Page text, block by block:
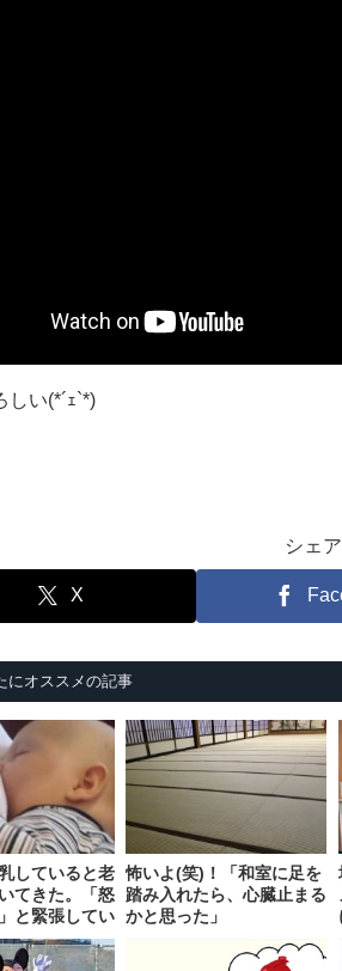
しい(*´ｪ`*)
シェ
X
にオススメの記事
していると老
てきた。「怒
と緊張してい
怖いよ(笑)！「和室に足を
踏み入れたら、心臓止まる
かと思った」